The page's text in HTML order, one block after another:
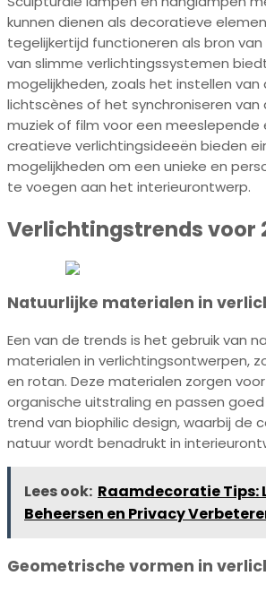
kunnen dienen als decoratieve
tegelijkertijd functioneren als bron van
van slimme verlichtingssystemen
mogelijkheden, zoals het instellen van
lichtscènes of het synchroniseren
muziek of film voor een meeslepende
creatieve verlichtingsideeën bieden
mogelijkheden om een unieke en
te voegen aan het interieurontwerp.
Verlichtingstrends voor
Natuurlijke materialen in
Een van de trends is het gebruik van
materialen in verlichtingsontwerpen,
en rotan. Deze materialen zorgen
organische uitstraling en passen
trend van biophilic design, waarbij de
natuur wordt benadrukt in
Lees ook: Raamdecoratie Tips:
Beheersen en Privacy
Geometrische vormen in